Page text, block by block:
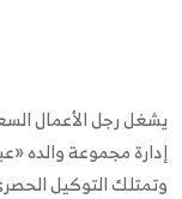
يشغل رجل الأعمال
وتمتلك التوكيل